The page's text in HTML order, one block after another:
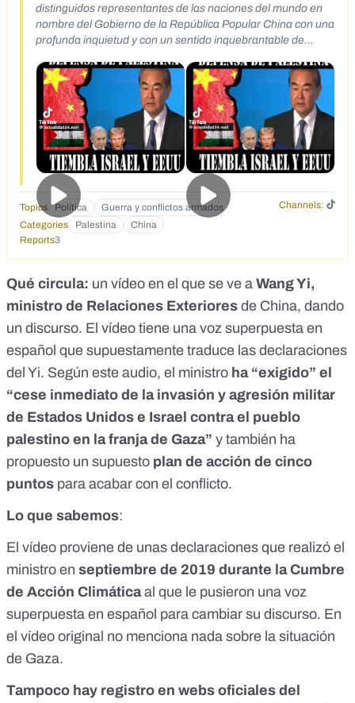
distinguidos representantes de las naciones del mundo en
nombre del Gobierno de la República Popular China con una
profunda inquietud y con un sentido inquebrantable de
internacional hoy elevamos nuestra voz para exigir el cese
inmediato de la invasión y agresión militar que actualmente
perpetúan los Estados Unidos e Israel contra el pueblo
palestino en la Franja de Gaza esta catástrofe humanitaria
ha alcanzado niveles inaceptables y amenaza no solo la
estabilidad regional sino también la conciencia moral de
toda la humanidad la Franja de Gaza no es un territorio
disputado ni una tierra sin identidad Gaza es una parte
inseparable del territorio histórico palestino Gaza no es
moneda de cambio para negociaciones políticas ni es el
terreno en disputa donde pueda imponerse la voluntad del
más fuerte por medio de la guerra cada bomba que cae en
Topics Política Guerra y conflictos armados
Channels:
Categories
Palestina
China
Reports3
Qué circula: un vídeo en el que se ve a Wang Yi,
ministro de Relaciones Exteriores de China, dando
un discurso. El vídeo tiene una voz superpuesta en
español que supuestamente traduce las declaraciones
del Yi. Según este audio, el ministro ha “exigido” el
“cese inmediato de la invasión y agresión militar
de Estados Unidos e Israel contra el pueblo
palestino en la franja de Gaza” y también ha
propuesto un supuesto plan de acción de cinco
puntos para acabar con el conflicto.
Lo que sabemos:
El vídeo proviene de unas declaraciones que realizó el
ministro en septiembre de 2019 durante la Cumbre
de Acción Climática al que le pusieron una voz
superpuesta en español para cambiar su discurso. En
el vídeo original no menciona nada sobre la situación
de Gaza.
Tampoco hay registro en webs oficiales del